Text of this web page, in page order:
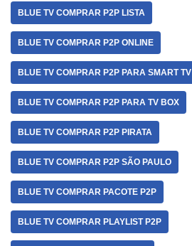
BLUE TV COMPRAR P2P LISTA
BLUE TV COMPRAR P2P ONLINE
BLUE TV COMPRAR P2P PARA SMART TV
BLUE TV COMPRAR P2P PARA TV BOX
BLUE TV COMPRAR P2P PIRATA
BLUE TV COMPRAR P2P SÃO PAULO
BLUE TV COMPRAR PACOTE P2P
BLUE TV COMPRAR PLAYLIST P2P